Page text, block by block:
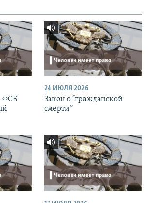
ФСБ
24 ИЮЛЯ 2026
Закон о “гражданской
смерти”